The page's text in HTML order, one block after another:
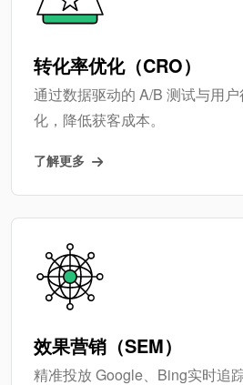
转化率优化（CRO）
通过数据驱动的 A/B 测试与用
化，降低获客成本。
了解更多
效果营销（SEM）
精准投放 Google、Bing实时追